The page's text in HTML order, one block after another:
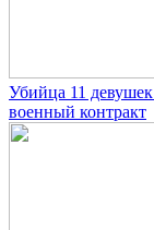
Убийца 11
военный контракт